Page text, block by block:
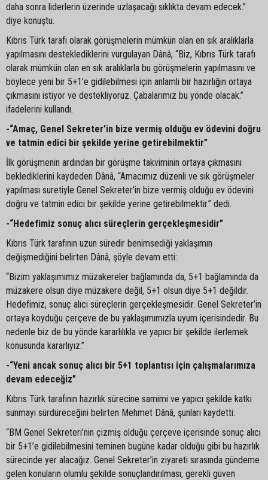
daha sonra liderlerin üzerinde uzlaşacağı sıklıkta devam edecek.”
diye konuştu.
Kıbrıs Türk tarafı olarak görüşmelerin mümkün olan en sık aralıklarla
yapılmasını desteklediklerini vurgulayan Dânâ, “Biz, Kıbrıs Türk tarafı
olarak mümkün olan en sık aralıklarla bu görüşmelerin yapılmasını ve
böylece yeni bir 5+1’e gidilebilmesi için anlamlı bir hazırlığın ortaya
çıkmasını istiyor ve destekliyoruz. Çabalarımız bu yönde olacak.”
ifadelerini kullandı.
-“Amaç, Genel Sekreter’in bize vermiş olduğu ev ödevini doğru
ve tatmin edici bir şekilde yerine getirebilmektir”
İlk görüşmenin ardından bir görüşme takviminin ortaya çıkmasını
beklediklerini kaydeden Dânâ, “Amacımız düzenli ve sık görüşmeler
yapılması suretiyle Genel Sekreter’in bize vermiş olduğu ev ödevini
doğru ve tatmin edici bir şekilde yerine getirebilmektir.” dedi.
-“Hedefimiz sonuç alıcı süreçlerin gerçekleşmesidir”
Kıbrıs Türk tarafının uzun süredir benimsediği yaklaşımın
değişmediğini belirten Dânâ, şöyle devam etti:
“Bizim yaklaşımımız müzakereler bağlamında da, 5+1 bağlamında da
müzakere olsun diye müzakere değil, 5+1 olsun diye 5+1 değildir.
Hedefimiz, sonuç alıcı süreçlerin gerçekleşmesidir. Genel Sekreter’in
ortaya koyduğu çerçeve de bu yaklaşımımızla uyum içerisindedir. Bu
nedenle biz de bu yönde kararlılıkla ve yapıcı bir şekilde ilerlemek
konusunda kararlıyız.”
-“Yeni ancak sonuç alıcı bir 5+1 toplantısı için çalışmalarımıza
devam edeceğiz”
Kıbrıs Türk tarafının hazırlık sürecine samimi ve yapıcı şekilde katkı
sunmayı sürdüreceğini belirten Mehmet Dânâ, şunları kaydetti:
“BM Genel Sekreteri’nin çizmiş olduğu çerçeve içerisinde sonuç alıcı
bir 5+1’e gidilebilmesini teminen bugüne kadar olduğu gibi bu hazırlık
sürecinde yer alacağız. Genel Sekreter’in ziyareti sırasında gündeme
gelen konuların olumlu şekilde sonuçlandırılması, gerekli güven